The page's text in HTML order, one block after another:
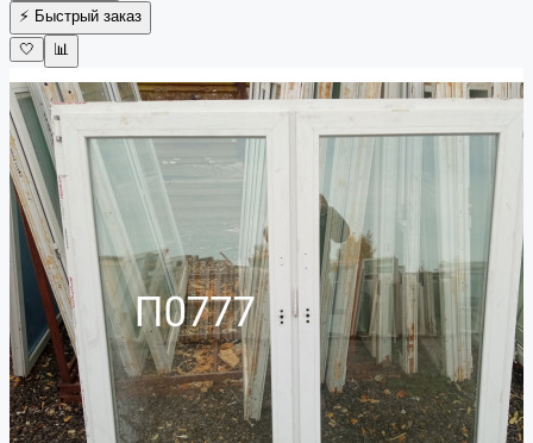
⚡ Быстрый заказ
🤍
📊